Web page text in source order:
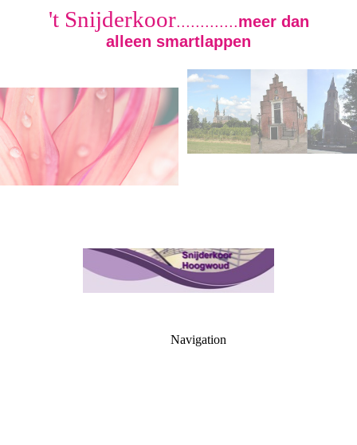
't Snijderkoor.............meer dan
alleen smartlappen
Navigation